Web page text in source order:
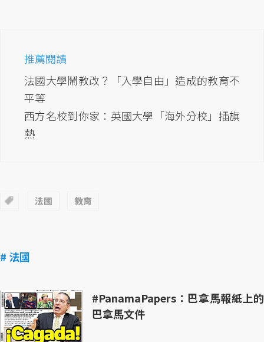
推薦閱讀
法國大學鬧教改？「入學自由」造成的教育不
平等
西方名校到你家：英國大學「海外分校」插旗
熱
法國 教育
# 法國
#PanamaPapers：巴拿馬報紙上的
巴拿馬文件